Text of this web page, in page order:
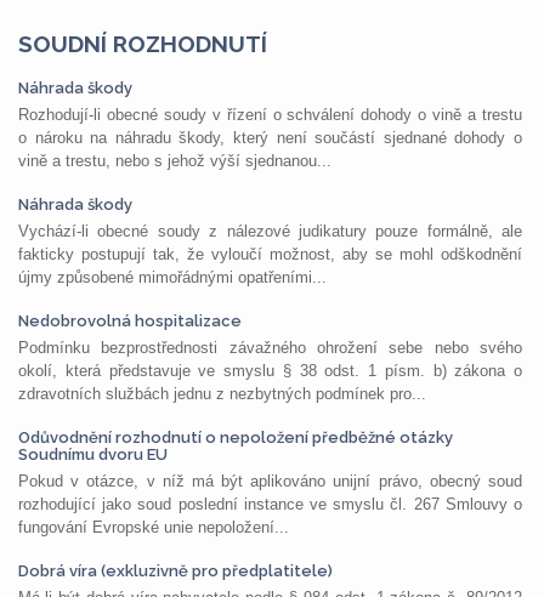
SOUDNÍ ROZHODNUTÍ
Náhrada škody
Rozhodují-li obecné soudy v řízení o schválení dohody o vině a trestu
o nároku na náhradu škody, který není součástí sjednané dohody o
vině a trestu, nebo s jehož výší sjednanou...
Náhrada škody
Vychází-li obecné soudy z nálezové judikatury pouze formálně, ale
fakticky postupují tak, že vyloučí možnost, aby se mohl odškodnění
újmy způsobené mimořádnými opatřeními...
Nedobrovolná hospitalizace
Podmínku bezprostřednosti závažného ohrožení sebe nebo svého
okolí, která představuje ve smyslu § 38 odst. 1 písm. b) zákona o
zdravotních službách jednu z nezbytných podmínek pro...
Odůvodnění rozhodnutí o nepoložení předběžné otázky
Soudnímu dvoru EU
Pokud v otázce, v níž má být aplikováno unijní právo, obecný soud
rozhodující jako soud poslední instance ve smyslu čl. 267 Smlouvy o
fungování Evropské unie nepoložení...
Dobrá víra (exkluzivně pro předplatitele)